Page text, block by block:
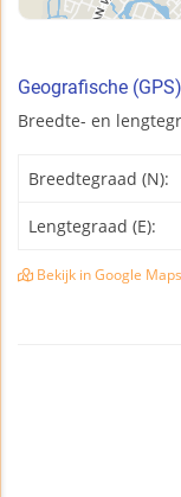
Geografische
Breedte- en
Breedtegraad (N):
Lengtegraad (E):
Bekijk in Google Maps